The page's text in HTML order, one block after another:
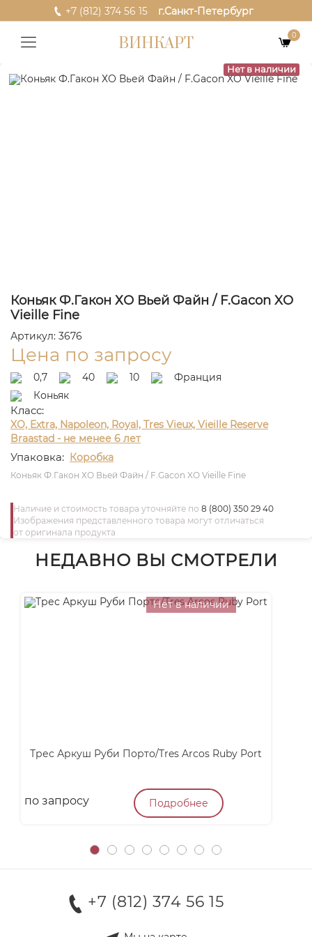
+7 (812) 374 56 15 г.Санкт-Петербург
ВИНКАРТ 0
Нет в наличии
Коньяк Ф.Гакон ХО Вьей Файн / F.Gacon XO
Vieille Fine
Артикул: 3676
Цена по запросу
0,7 40 10
Франция
Коньяк
Класс:
XO, Extra, Napoleon, Royal, Tres Vieux, Vieille Reserve
Braastad - не менее 6 лет
Упаковка: Коробка
Коньяк Ф.Гакон ХО Вьей Файн / F.Gacon XO Vieille Fine
Наличие и стоимость товара уточняйте по 8 (800) 350 29 40
Изображения представленного товара могут отличаться
от оригинала продукта
НЕДАВНО ВЫ СМОТРЕЛИ
Нет в наличии
Трес Аркуш Руби Порто/Tres Arcos Ruby Port
по запросу Подробнее
+7 (812) 374 56 15